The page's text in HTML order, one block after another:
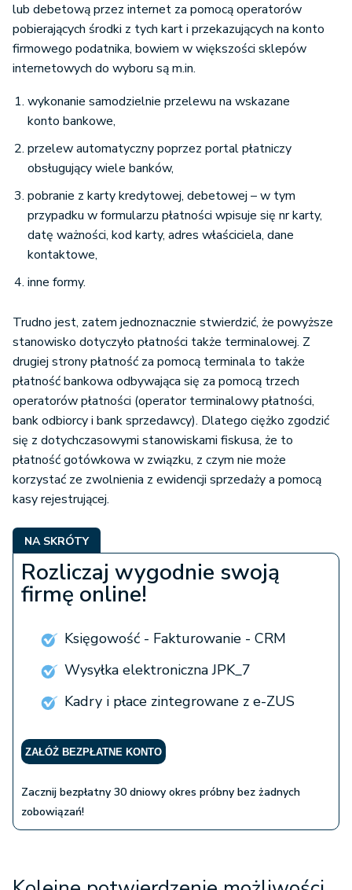
lub debetową przez internet za pomocą operatorów
pobierających środki z tych kart i przekazujących na konto
firmowego podatnika, bowiem w większości sklepów
internetowych do wyboru są m.in.
wykonanie samodzielnie przelewu na wskazane
konto bankowe,
przelew automatyczny poprzez portal płatniczy
obsługujący wiele banków,
pobranie z karty kredytowej, debetowej – w tym
przypadku w formularzu płatności wpisuje się nr karty,
datę ważności, kod karty, adres właściciela, dane
kontaktowe,
inne formy.
Trudno jest, zatem jednoznacznie stwierdzić, że powyższe
stanowisko dotyczyło płatności także terminalowej. Z
drugiej strony płatność za pomocą terminala to także
płatność bankowa odbywająca się za pomocą trzech
operatorów płatności (operator terminalowy płatności,
bank odbiorcy i bank sprzedawcy). Dlatego ciężko zgodzić
się z dotychczasowymi stanowiskami fiskusa, że to
płatność gotówkowa w związku, z czym nie może
korzystać ze zwolnienia z ewidencji sprzedaży a pomocą
kasy rejestrującej.
NA SKRÓTY
Rozliczaj wygodnie swoją
firmę online!
Księgowość - Fakturowanie - CRM
Wysyłka elektroniczna JPK_7
Kadry i płace zintegrowane z e-ZUS
ZAŁÓŻ BEZPŁATNE KONTO
Zacznij bezpłatny 30 dniowy okres próbny bez żadnych
zobowiązań!